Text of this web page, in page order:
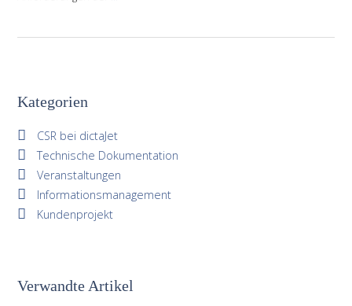
Kategorien
CSR bei dictaJet
Technische Dokumentation
Veranstaltungen
Informationsmanagement
Kundenprojekt
Verwandte Artikel